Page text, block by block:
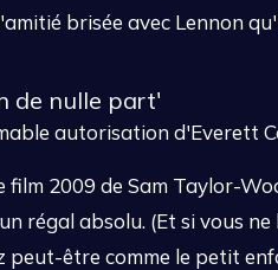
brisée avec Lennon
de nulle part'
autorisation d'Everett
film 2009 de Sam Taylor-
régal absolu. (Et si vous
peut-être comme le petit